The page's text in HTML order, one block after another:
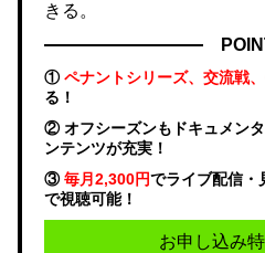
きる。
①ペナントシリーズ、交流戦
る！
② オフシーズンもドキュメン
ンテンツが充実！
③毎月2,300円でライブ配信・
で視聴可能！
お申し込み